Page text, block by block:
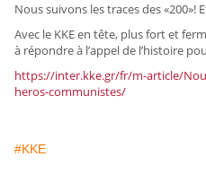
Nous suivons les traces des «200»!
Avec le KKE en tête, plus fort et
à répondre à l’appel de l’histoire
https://inter.kke.gr/fr/m-article/
heros-communistes/
#KKE